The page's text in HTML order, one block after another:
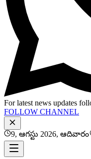
For latest news updates
FOLLOW CHANNEL
9, ఆగస్టు 2026, ఆదివారం